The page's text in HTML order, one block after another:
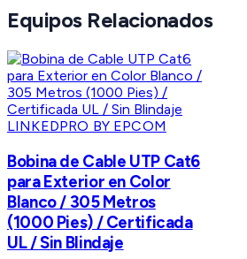
Equipos Relacionados
LINKEDPRO BY EPCOM
Bobina de Cable UTP Cat6
para Exterior en Color
Blanco / 305 Metros
(1000 Pies) / Certificada
UL / Sin Blindaje